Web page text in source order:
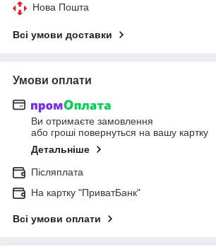
Нова Пошта
Всі умови доставки
Умови оплати
Ви отримаєте замовлення
або гроші повернуться на вашу картку
Детальніше
Післяплата
На картку "ПриватБанк"
Всі умови оплати